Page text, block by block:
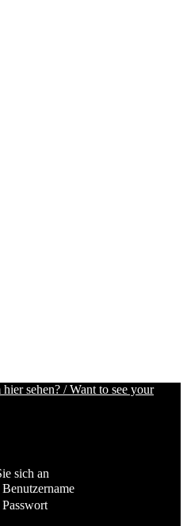
sehen? / Want to see your
sich an